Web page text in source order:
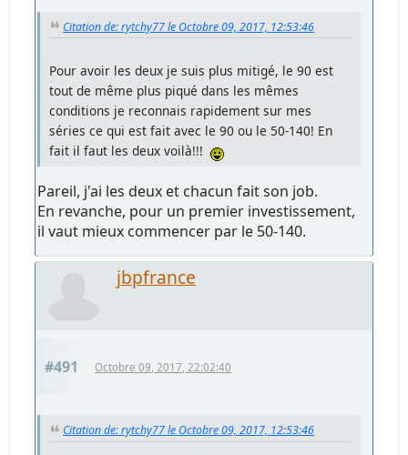
Citation de: rytchy77 le Octobre 09, 2017, 12:53:46
Pour avoir les deux je suis plus mitigé, le 90 est
tout de même plus piqué dans les mêmes
conditions je reconnais rapidement sur mes
séries ce qui est fait avec le 90 ou le 50-140! En
fait il faut les deux voilà!!!
Pareil, j'ai les deux et chacun fait son job.
En revanche, pour un premier investissement,
il vaut mieux commencer par le 50-140.
jbpfrance
#491 Octobre 09, 2017, 22:02:40
Citation de: rytchy77 le Octobre 09, 2017, 12:53:46